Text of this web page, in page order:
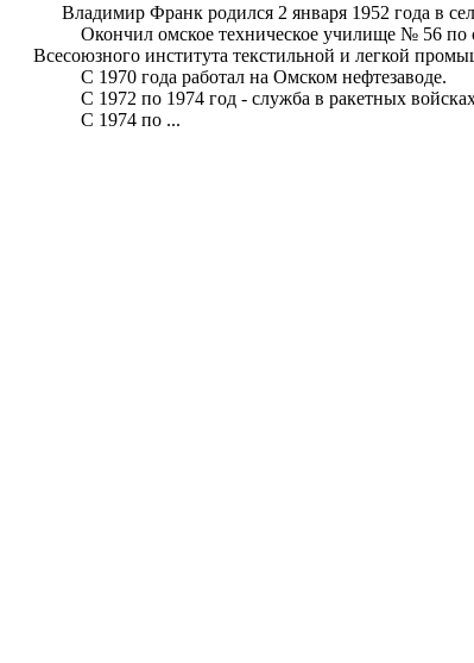
Владимир Франк родился 2 января 1952 года в
Окончил омское техническое училище № 56 по
Всесоюзного института текстильной и легкой
С 1970 года работал на Омском нефтезаводе.
С 1972 по 1974 год - служба в ракетных
С 1974 по ...